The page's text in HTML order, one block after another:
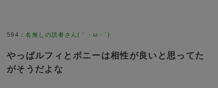
594 ：名無しの読者さん(｀・ω・´)
やっぱルフィとボニーは相性が良いと思ってた
がそうだよな